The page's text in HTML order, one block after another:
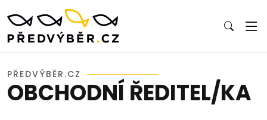
PŘEDVÝBĚR.CZ
OBCHODNÍ ŘEDITEL/KA